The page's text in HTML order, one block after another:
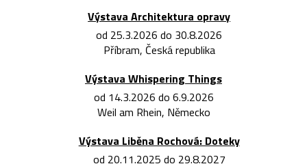
Výstava Architektura opravy
od 25.3.2026 do 30.8.2026
Příbram, Česká republika
Výstava Whispering Things
od 14.3.2026 do 6.9.2026
Weil am Rhein, Německo
Výstava Liběna Rochová: Doteky
od 20.11.2025 do 29.8.2027